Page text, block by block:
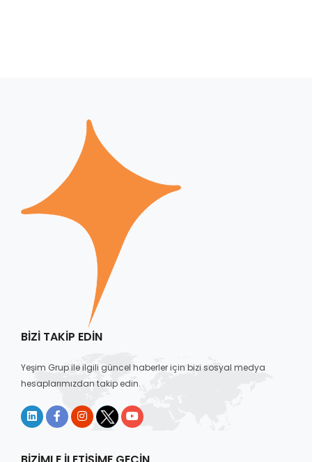
BIZI TAKIP EDIN
Yeşim Grup ile ilgili güncel haberler için bizi sosyal medya
hesaplarımızdan takip edin.